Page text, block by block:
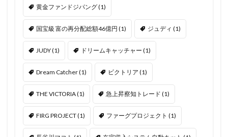
黄金ファンドジパング(1)
国宝級 富の再分配総額46億円 (1) ジュディ (1)
JUDY(1) ドリームキャッチャー (1)
Dream Catcher(1) ビクトリア (1)
THE VICTORIA(1) 急上昇察知トレード (1)
FIRG PROJECT(1) ファーグプロジェクト (1)